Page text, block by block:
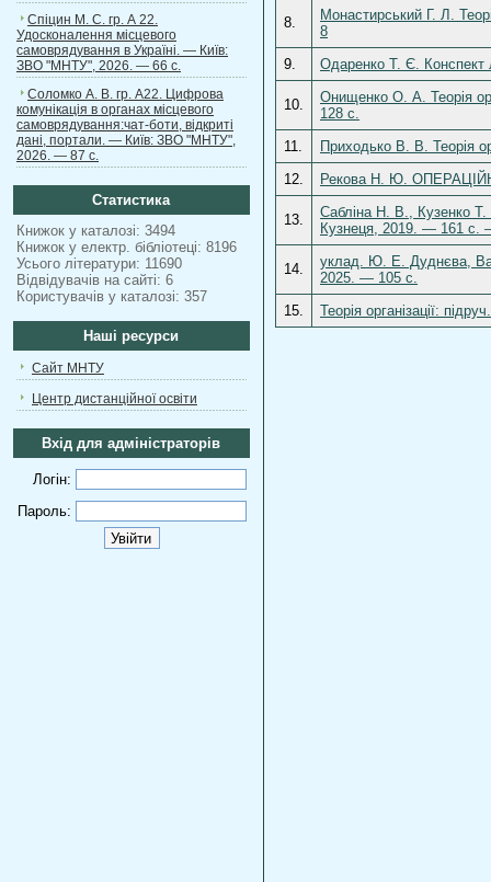
Спіцин М. С. гр. А 22.
Удосконалення місцевого
самоврядування в Україні. — Київ:
ЗВО "МНТУ", 2026. — 66 с.
Соломко А. В. гр. А22. Цифрова
комунікація в органах місцевого
самоврядування:чат-боти, відкриті
дані, портали. — Київ: ЗВО "МНТУ",
2026. — 87 с.
Статистика
Книжок у каталозі: 3494
Книжок у електр. бібліотеці: 8196
Усього літератури: 11690
Відвідувачів на сайті: 6
Користувачів у каталозі: 357
Наші ресурси
Сайт МНТУ
Центр дистанційної освіти
Вхід для адміністраторів
Логін:
Пароль:
8.
Монастирський Г. Л.
8
9.
Одаренко Т. Є. Конспект
10.
Онищенко О. А. Теорія
128 с.
11.
Приходько В. В. Теорія
12.
Рекова Н. Ю.
13.
Сабліна Н. В., Кузенко
Кузнеця, 2019. — 161 с.
14.
уклад. Ю. Е. Дуднєва,
2025. — 105 с.
15.
Теорія організації: